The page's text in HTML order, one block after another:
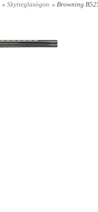
» Skytteglasögon » Browning